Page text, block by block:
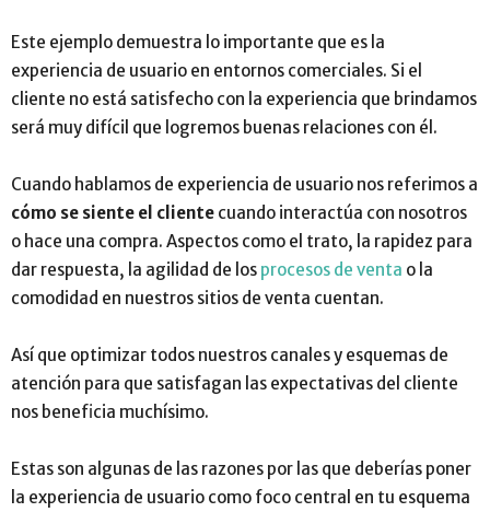
Este ejemplo demuestra lo importante que es la
experiencia de usuario en entornos comerciales. Si el
cliente no está satisfecho con la experiencia que brindamos
será muy difícil que logremos buenas relaciones con él.
Cuando hablamos de experiencia de usuario nos referimos a
cómo se siente el cliente cuando interactúa con nosotros
o hace una compra. Aspectos como el trato, la rapidez para
dar respuesta, la agilidad de los procesos de venta o la
comodidad en nuestros sitios de venta cuentan.
Así que optimizar todos nuestros canales y esquemas de
atención para que satisfagan las expectativas del cliente
nos beneficia muchísimo.
Estas son algunas de las razones por las que deberías poner
la experiencia de usuario como foco central en tu esquema